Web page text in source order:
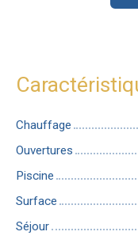
Chauffage
Ouvertures
Piscine
Surface
Séjour